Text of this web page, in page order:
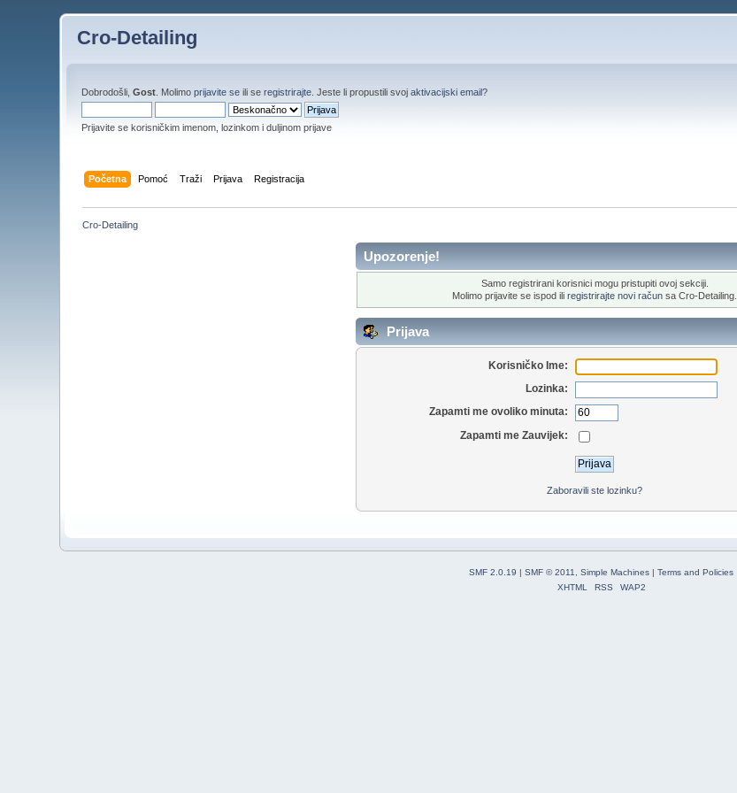
Cro-Detailing
Dobrodošli,Gost . Molimoprijavite se ili seregistrirajte . Jeste li propustili svojaktivacijski email?
Prijavite se korisničkim imenom, lozinkom i duljinom prijave
Početna Pomoć Traži Prijava Registracija
Cro-Detailing
Upozorenje!
Samo registrirani korisnici mogu pristupiti ovoj sekciji.
Molimo prijavite se ispod ili registrirajte novi račun sa Cro-Detailing.
Prijava
Korisničko Ime:
Lozinka:
Zapamti me ovoliko minuta:
Zapamti me Zauvijek:
Zaboravili ste lozinku?
SMF 2.0.19 | SMF © 2011 Simple Machines | Terms and Policies
XHTML
RSS WAP2